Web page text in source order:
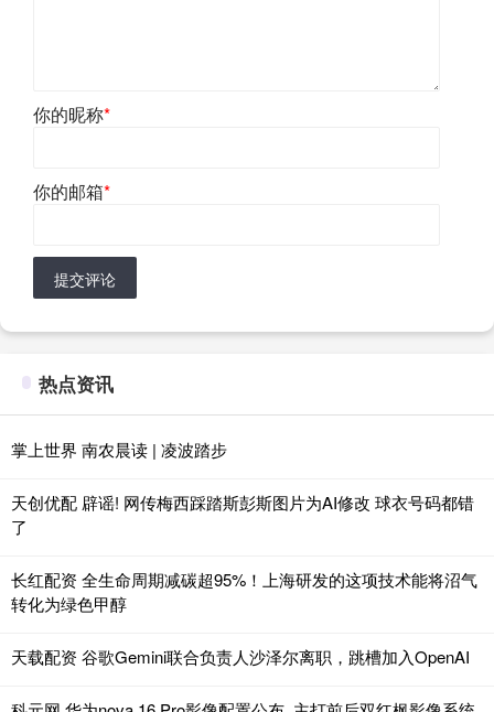
你的昵称*
你的邮箱*
提交评论
热点资讯
掌上世界 南农晨读 | 凌波踏步
天创优配 辟谣! 网传梅西踩踏斯彭斯图片为AI修改 球衣号码都错
了
长红配资 全生命周期减碳超95%！上海研发的这项技术能将沼气
转化为绿色甲醇
天载配资 谷歌Gemini联合负责人沙泽尔离职，跳槽加入OpenAI